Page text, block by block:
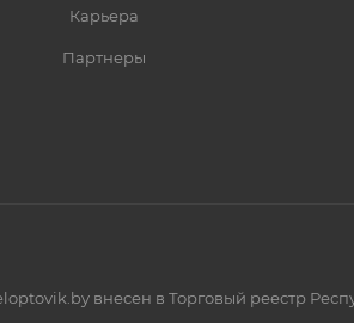
Карьера
Партнеры
внесен в Торговый реестр